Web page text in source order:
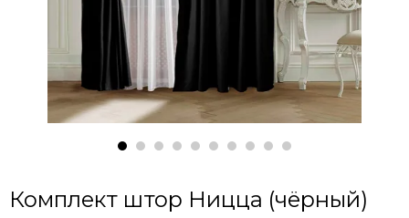
Комплект штор Ницца (чёрный)